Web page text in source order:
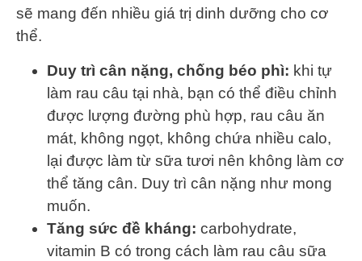
sẽ mang đến nhiều giá trị dinh dưỡng cho cơ
thể.
Duy trì cân nặng, chống béo phì: khi tự
làm rau câu tại nhà, bạn có thể điều chỉnh
được lượng đường phù hợp, rau câu ăn
mát, không ngọt, không chứa nhiều calo,
lại được làm từ sữa tươi nên không làm cơ
thể tăng cân. Duy trì cân nặng như mong
muốn.
Tăng sức đề kháng: carbohydrate,
vitamin B có trong cách làm rau câu sữa